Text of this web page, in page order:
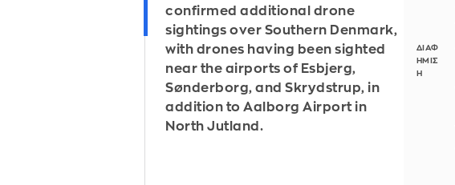
confirmed additional drone
sightings over Southern Denmark,
with drones having been sighted
near the airports of Esbjerg,
Sønderborg, and Skrydstrup, in
addition to Aalborg Airport in
North Jutland.